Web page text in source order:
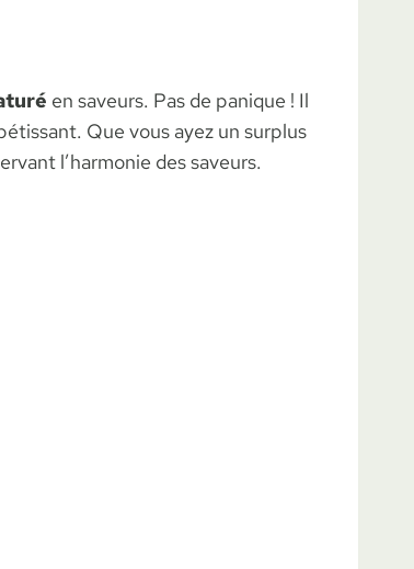
en saveurs. Pas de panique ! Il
Que vous ayez un surplus
l’harmonie des saveurs.